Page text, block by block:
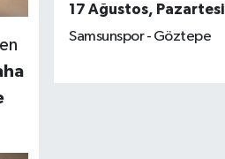
17 Ağustos, Pazartesi
Samsunspor - Göztepe